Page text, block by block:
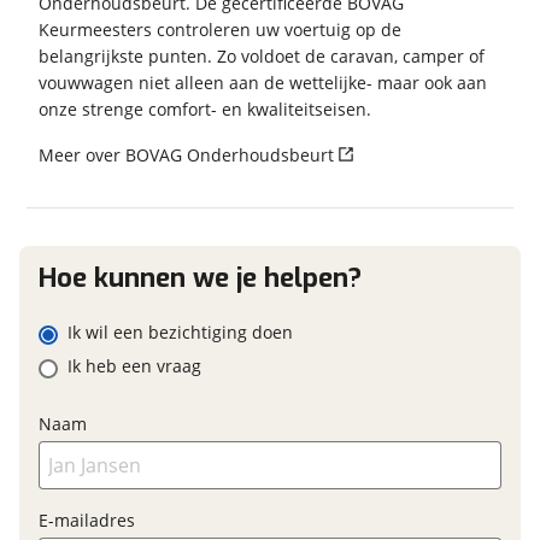
Garanties
BOVAG Garantie
Fabrieksgarantie van
toepassing
Fabrieksgarantie
Keurmeesters controleren uw voertuig op de
belangrijkste punten. Zo voldoet de caravan, camper of
vouwwagen niet alleen aan de wettelijke- maar ook aan
onze strenge comfort- en kwaliteitseisen.
Meer over BOVAG Onderhoudsbeurt
Keuken
Gascomfoor Aantal pitten 3
Merk, model en type
Eventuele bijzonderheden (optioneel)
Klik hier om foto's te uploaden
(optioneel)
Jouw contactgegevens
Naam
Hoe kunnen we je helpen?
Ik wil een bezichtiging doen
Ik heb een vraag
Naam
E-mailadres